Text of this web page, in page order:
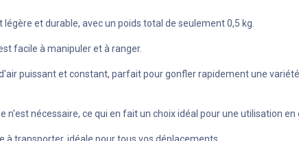
et durable, avec un poids total de seulement 0,5 kg.
facile à manipuler et à ranger.
puissant et constant, parfait pour gonfler rapidement une
nécessaire, ce qui en fait un choix idéal pour une utilisation en